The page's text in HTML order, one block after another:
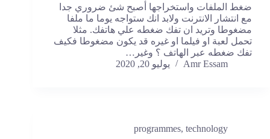
ضغط الملفات واستخراجها أصبح شئ ضروري جدا
مع انتشار الانترنت ولابد انك ستواجه يوما ما ملفا
مضغوطا وتريد ان تفك ضغطه علي هاتفك. مثلا
تحمل لعبة او فيلما او غيره قد يكون مضغوطا فكيف
تفك ضغطه عبر الهاتف ؟ وغير…
Amr Essam
يوليو 20, 2020
programmes, technology